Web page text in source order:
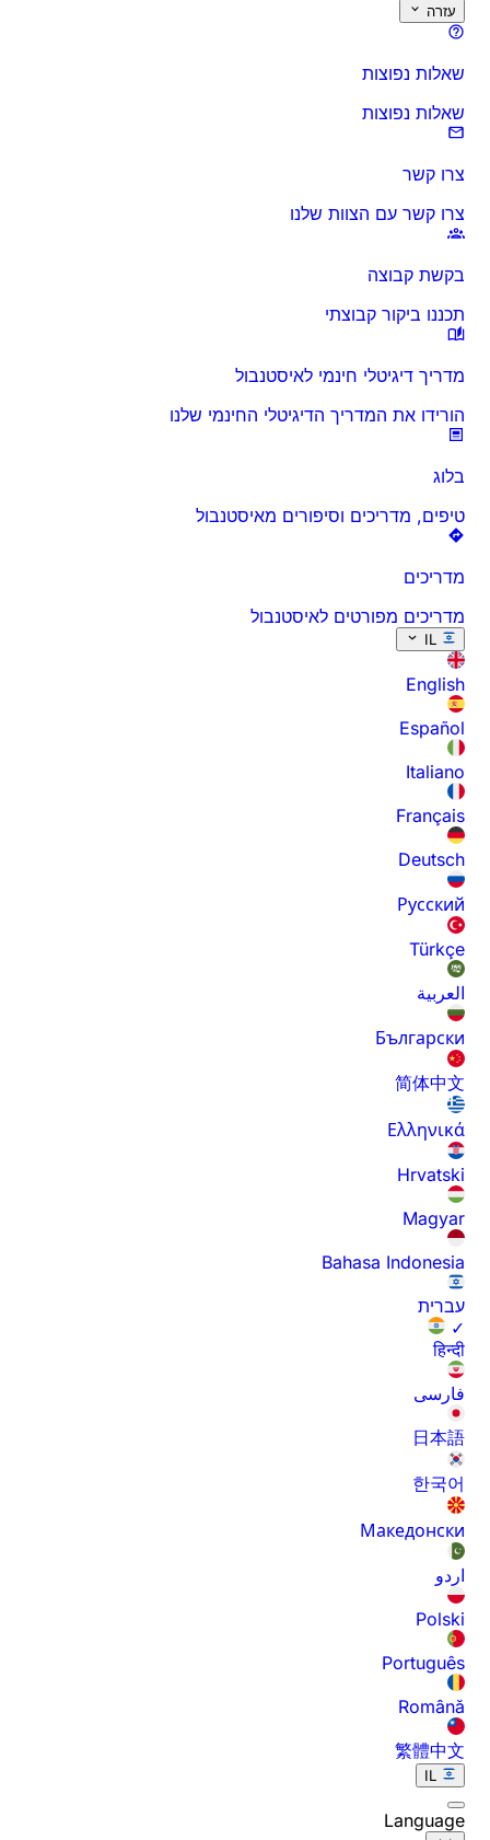
עזרה
שאלות נפוצות
שאלות נפוצות
צרו קשר
צרו קשר עם הצוות שלנו
בקשת קבוצה
תכננו ביקור קבוצתי
מדריך דיגיטלי חינמי לאיסטנבול
הורידו את המדריך הדיגיטלי החינמי שלנו
בלוג
טיפים, מדריכים וסיפורים מאיסטנבול
מדריכים
מדריכים מפורטים לאיסטנבול
IL
English
Español
Italiano
Français
Deutsch
Русский
Türkçe
العربية
Български
简体中文
Ελληνικά
Hrvatski
Magyar
Bahasa Indonesia
עברית
✓
हिन्दी
فارسی
日本語
한국어
Македонски
اردو
Polski
Português
Română
繁體中文
IL
Language